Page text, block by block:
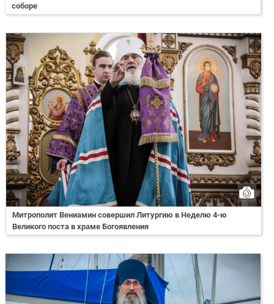
соборе
Митрополит Вениамин совершил Литургию в Неделю 4-ю
Великого поста в храме Богоявления